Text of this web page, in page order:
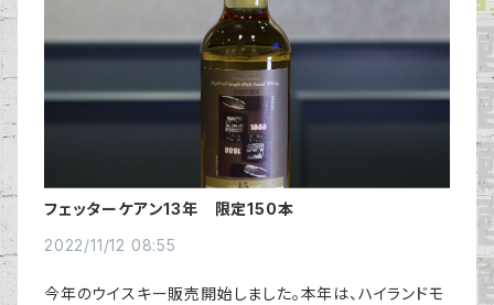
フェッターケアン13年 限定150本
2022/11/12 08:55
今年のウイスキー販売開始しました。本年は、ハイランドモ